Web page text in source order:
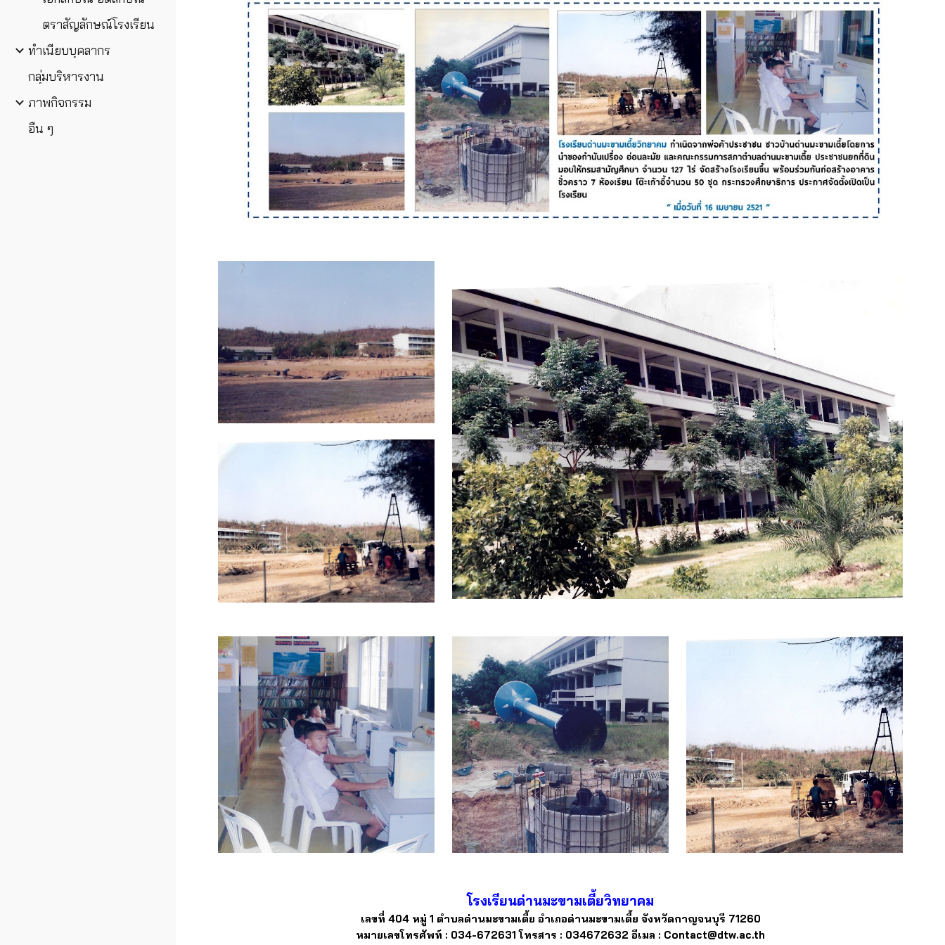
ตราสัญลักษณ์โรงเรียน
ทำเนียบบุคลากร
กลุ่มบริหารงาน
ภาพกิจกรรม
อื่น ๆ
โรงเรียนด่านมะขามเตี้ยวิทยาคม
เลขที่ 404 หมู่ 1 ตำบลด่านมะขามเตี้ย อำเภอด่านมะขามเตี้ย จังหวัดกาญจนบุรี 71260
หมายเลขโทรศัพท์ : 034-672631 โทรสาร : 034672632 อีเมล : Contact@dtw.ac.th